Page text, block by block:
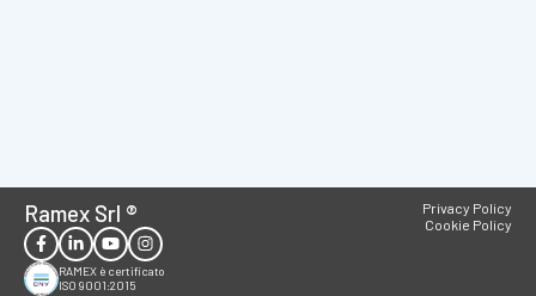
Ramex Srl ®
RAMEX è certificato
ISO 9001:2015
Privacy Policy
Cookie Policy